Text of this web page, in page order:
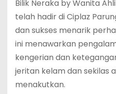
Bilik Neraka by Wanita
telah hadir di Ciplaz
dan sukses menarik
ini menawarkan
kengerian dan
jeritan kelam dan sekilas
menakutkan.